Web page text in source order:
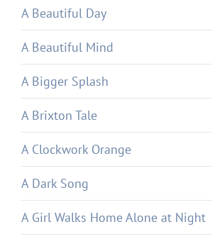
A Beautiful Day
A Beautiful Mind
A Bigger Splash
A Brixton Tale
A Clockwork Orange
A Dark Song
A Girl Walks Home Alone at Night